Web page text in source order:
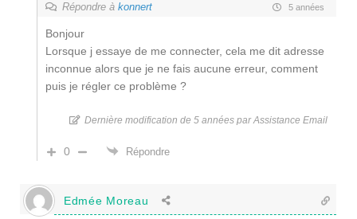
Répondre à konnert 5 années
Bonjour
Lorsque j essaye de me connecter, cela me dit adresse
inconnue alors que je ne fais aucune erreur, comment
puis je régler ce problème ?
Dernière modification de 5 années par Assistance Email
0 Répondre
Edmée Moreau